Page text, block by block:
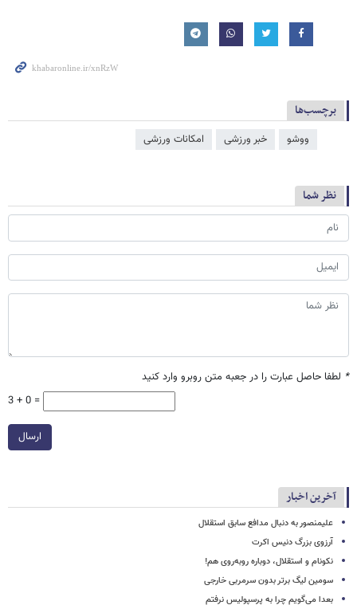
برچسب‌ها
ووشو خبر ورزشی امکانات ورزشی
نظر شما
* لطفا حاصل عبارت را در جعبه متن روبرو وارد کنید
3 + 0 =
ارسال
آخرین اخبار
علیمنصور به دنبال مدافع سابق استقلال
آرزوی بزرگ دنیس اکرت
نکونام و استقلال، دوباره روبه‌روی هم!
سومین لیگ برتر بدون سرمربی خارجی
بعدا می‌گویم چرا به پرسپولیس نرفتم